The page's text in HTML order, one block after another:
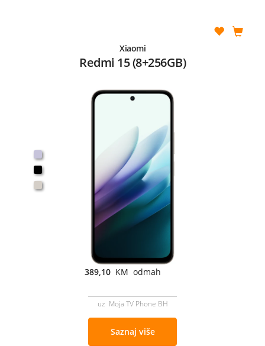
Xiaomi
Redmi 15 (8+256GB)
389,10 KM odmah
uz Moja TV Phone BH
Saznaj više